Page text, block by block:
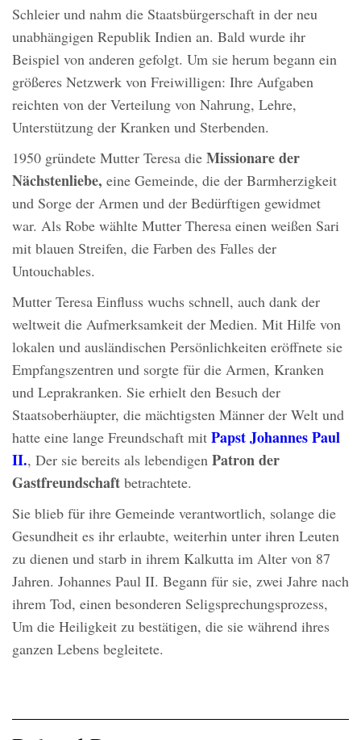
Schleier und nahm die Staatsbürgerschaft in der neu
unabhängigen Republik Indien an. Bald wurde ihr
Beispiel von anderen gefolgt. Um sie herum begann ein
größeres Netzwerk von Freiwilligen: Ihre Aufgaben
reichten von der Verteilung von Nahrung, Lehre,
Unterstützung der Kranken und Sterbenden.
1950 gründete Mutter Teresa die Missionare der
Nächstenliebe, eine Gemeinde, die der Barmherzigkeit
und Sorge der Armen und der Bedürftigen gewidmet
war. Als Robe wählte Mutter Theresa einen weißen Sari
mit blauen Streifen, die Farben des Falles der
Untouchables.
Mutter Teresa Einfluss wuchs schnell, auch dank der
weltweit die Aufmerksamkeit der Medien. Mit Hilfe von
lokalen und ausländischen Persönlichkeiten eröffnete sie
Empfangszentren und sorgte für die Armen, Kranken
und Leprakranken. Sie erhielt den Besuch der
Staatsoberhäupter, die mächtigsten Männer der Welt und
hatte eine lange Freundschaft mit Papst Johannes Paul
II., Der sie bereits als lebendigen Patron der
Gastfreundschaft betrachtete.
Sie blieb für ihre Gemeinde verantwortlich, solange die
Gesundheit es ihr erlaubte, weiterhin unter ihren Leuten
zu dienen und starb in ihrem Kalkutta im Alter von 87
Jahren. Johannes Paul II. Begann für sie, zwei Jahre nach
ihrem Tod, einen besonderen Seligsprechungsprozess,
Um die Heiligkeit zu bestätigen, die sie während ihres
ganzen Lebens begleitete.